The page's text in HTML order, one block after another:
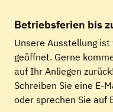
Betriebsferien bis
Unsere Ausstellung
geöffnet. Gerne
auf Ihr Anliegen
Schreiben Sie eine E-
oder sprechen Sie auf